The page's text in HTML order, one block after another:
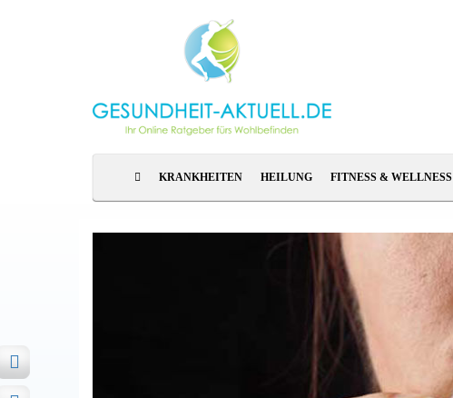
KRANKHEITEN HEILUNG FITNESS & WELLNESS